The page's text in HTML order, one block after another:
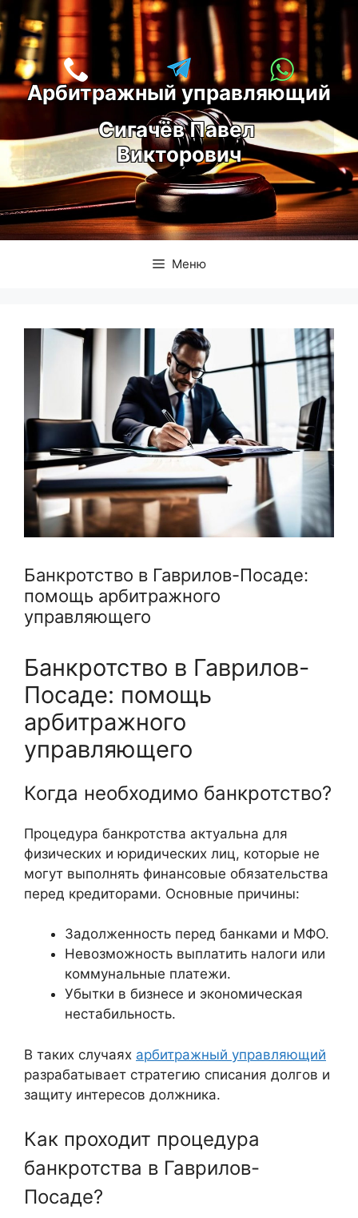
Перейти
к
содержимому
Арбитражный управляющий
Сигачёв Павел
Викторович
Меню
Банкротство в Гаврилов-Посаде:
помощь арбитражного
управляющего
Банкротство в Гаврилов-
Посаде: помощь
арбитражного
управляющего
Когда необходимо банкротство?
Процедура банкротства актуальна для
физических и юридических лиц, которые не
могут выполнять финансовые обязательства
перед кредиторами. Основные причины:
Задолженность перед банками и МФО.
Невозможность выплатить налоги или
коммунальные платежи.
Убытки в бизнесе и экономическая
нестабильность.
В таких случаях арбитражный управляющий
разрабатывает стратегию списания долгов и
защиту интересов должника.
Как проходит процедура
банкротства в Гаврилов-
Посаде?